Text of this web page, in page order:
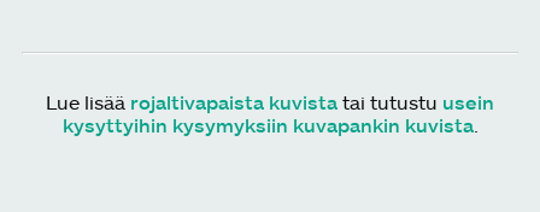
Lue lisää rojaltivapaista kuvista tai tutustu usein
kysyttyihin kysymyksiin kuvapankin kuvista